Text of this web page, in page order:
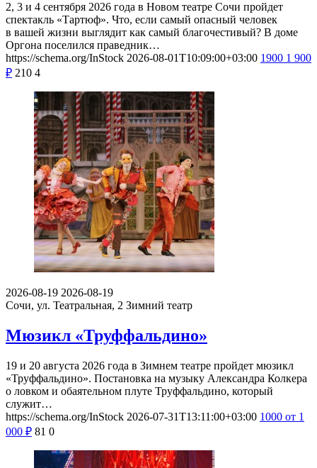
2, 3 и 4 сентября 2026 года в Новом театре Сочи пройдет
спектакль «Тартюф». Что, если самый опасный человек
в вашей жизни выглядит как самый благочестивый? В доме
Оргона поселился праведник…
https://schema.org/InStock 2026-08-01T10:09:00+03:00 1900 1 900
₽ 210 4
2026-08-19 2026-08-19
Сочи, ул. Театральная, 2 Зимний театр
Мюзикл «Труффальдино»
19 и 20 августа 2026 года в Зимнем театре пройдет мюзикл
«Труффальдино». Постановка на музыку Александра Колкера
о ловком и обаятельном плуте Труффальдино, который
служит…
https://schema.org/InStock 2026-07-31T13:11:00+03:00 1000 от 1
000 ₽ 81 0